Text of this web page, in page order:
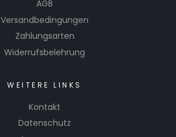
AGB
Versandbedingungen
Zahlungsarten
Widerrufsbelehrung
WEITERE LINKS
Kontakt
Datenschutz